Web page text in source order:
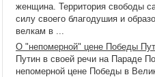
женщина. Территория свободы
силу своего благодушия и
велкам в ...
О "непомерной" цене Победы
Путин в своей речи на Параде
непомерной цене Победы в